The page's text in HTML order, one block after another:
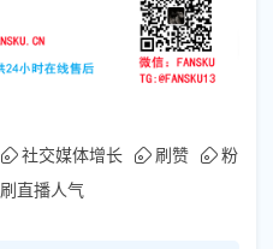
社交媒体增长 刷赞
粉
刷直播人气